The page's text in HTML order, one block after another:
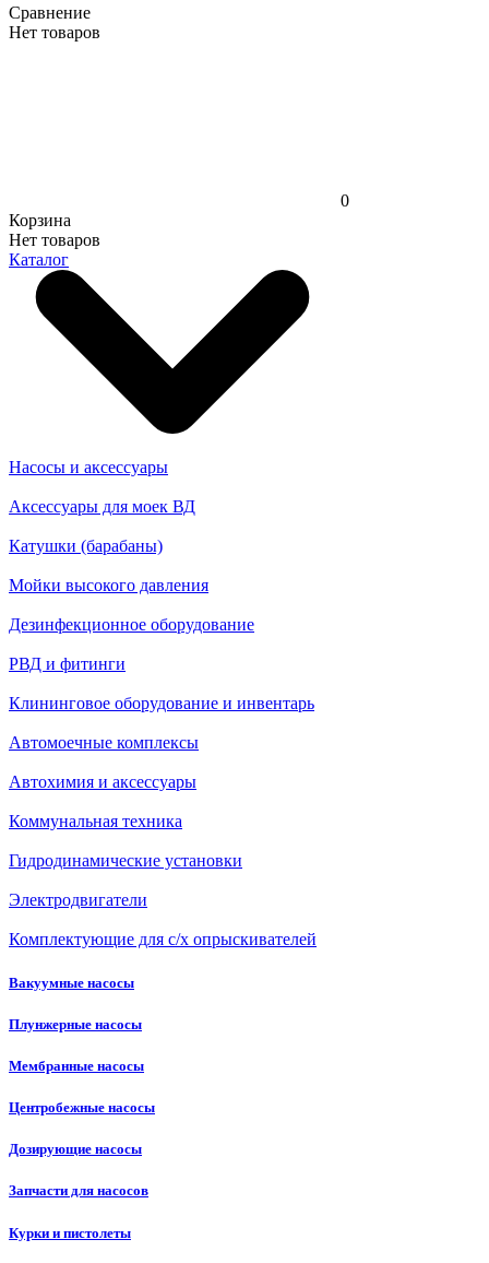
Сравнение
Нет товаров
0
Корзина
Нет товаров
Каталог
Насосы и аксессуары
Аксессуары для моек ВД
Катушки (барабаны)
Мойки высокого давления
Дезинфекционное оборудование
РВД и фитинги
Клининговое оборудование и инвентарь
Автомоечные комплексы
Автохимия и аксессуары
Коммунальная техника
Гидродинамические установки
Электродвигатели
Комплектующие для с/х опрыскивателей
Вакуумные насосы
Плунжерные насосы
Мембранные насосы
Центробежные насосы
Дозирующие насосы
Запчасти для насосов
Курки и пистолеты